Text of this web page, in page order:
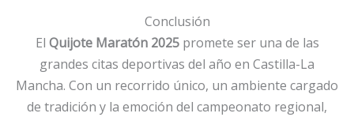
Conclusión
El Quijote Maratón 2025promete ser una de las
grandes citas deportivas del año en Castilla-La
Mancha. Con un recorrido único, un ambiente cargado
de tradición y la emoción del campeonato regional,